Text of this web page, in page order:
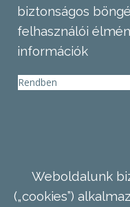
biztonságos
felhasználói
információk
Rendben
Weboldalunk
(„cookies”)